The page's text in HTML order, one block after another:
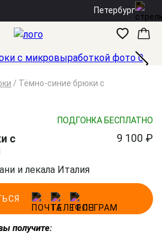
Петербург
/ Тёмно-синие брюки с
ПОДГОНКА БЕСПЛАТНО
с
9 100 ₽
и лекала Италия
получите: